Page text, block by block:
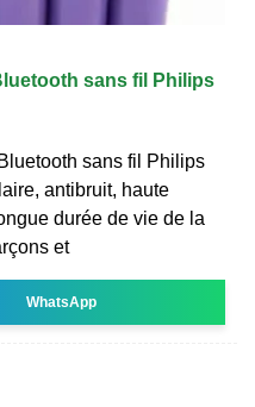
sans fil Philips
sans fil Philips
antibruit, haute
durée de vie de la
et
WhatsApp